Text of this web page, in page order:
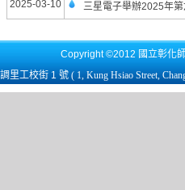
2025-03-10
三星電子舉辦2025年
Copyright ©2012 國立彰化
里工校街 1 號 ( 1, Kung Hsiao Street,